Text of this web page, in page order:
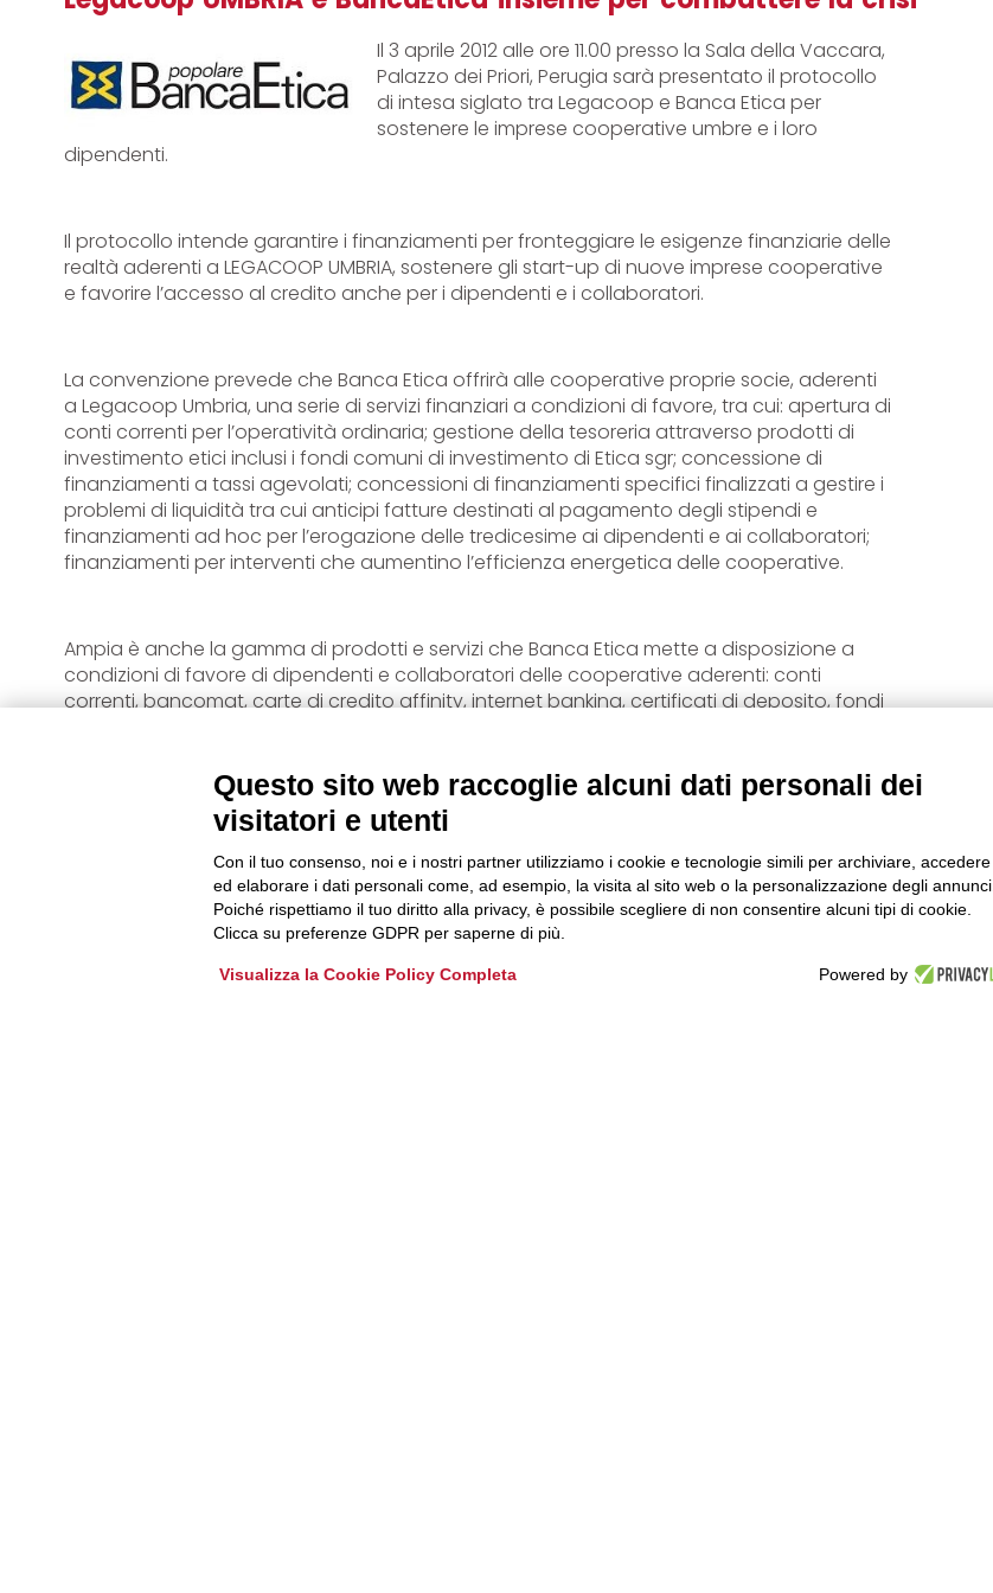
Il 3 aprile 2012 alle ore 11.00 presso la Sala della Vaccara,
Palazzo dei Priori, Perugia sarà presentato il protocollo
di intesa siglato tra Legacoop e Banca Etica per
sostenere le imprese cooperative umbre e i loro
dipendenti.
Il protocollo intende garantire i finanziamenti per fronteggiare le esigenze finanziarie delle
realtà aderenti a LEGACOOP UMBRIA, sostenere gli start-up di nuove imprese cooperative
e favorire l’accesso al credito anche per i dipendenti e i collaboratori.
La convenzione prevede che Banca Etica offrirà alle cooperative proprie socie, aderenti
a Legacoop Umbria, una serie di servizi finanziari a condizioni di favore, tra cui: apertura di
conti correnti per l’operatività ordinaria; gestione della tesoreria attraverso prodotti di
investimento etici inclusi i fondi comuni di investimento di Etica sgr; concessione di
finanziamenti a tassi agevolati; concessioni di finanziamenti specifici finalizzati a gestire i
problemi di liquidità tra cui anticipi fatture destinati al pagamento degli stipendi e
finanziamenti ad hoc per l’erogazione delle tredicesime ai dipendenti e ai collaboratori;
finanziamenti per interventi che aumentino l’efficienza energetica delle cooperative.
Ampia è anche la gamma di prodotti e servizi che Banca Etica mette a disposizione a
condizioni di favore di dipendenti e collaboratori delle cooperative aderenti: conti
correnti, bancomat, carte di credito affinity, internet banking, certificati di deposito, fondi
“Il rapporto tra Legacoop Umbria e Banca Etica – afferma
Responsabile dell’Ufficio Economico di Legacoop Umbria
anni. Oggi Banca Etica è un partner importante per la cooperazione. In un momento di
crisi economica come è l’attuale insieme alla banca abbiamo deciso di fare uno sforzo
straordinario sia per sostenere i progetti di investimento delle cooperative umbre, a
partire dalle cooperative sociali, quelle culturali e quelle che operano nel settore
dell’economa verde che per finanziare la nascita e lo sviluppo di nuove cooperative, con
Questo sito web raccoglie alcuni dati personali dei
visitatori e utenti
Con il tuo consenso, noi e i nostri partner utilizziamo i cookie e tecnologie simili per archiviare, accedere
ed elaborare i dati personali come, ad esempio, la visita al sito web o la personalizzazione degli annunci.
Poiché rispettiamo il tuo diritto alla privacy, è possibile scegliere di non consentire alcuni tipi di cookie.
Clicca su preferenze GDPR per saperne di più.
Visualizza la Cookie Policy Completa Powered by